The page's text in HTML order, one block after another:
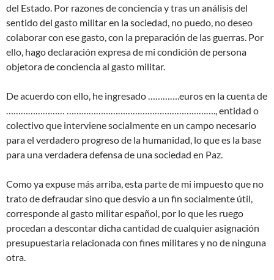
del Estado. Por razones de conciencia y tras un análisis del
sentido del gasto militar en la sociedad, no puedo, no deseo
colaborar con ese gasto, con la preparación de las guerras. Por
ello, hago declaración expresa de mi condición de persona
objetora de conciencia al gasto militar.
De acuerdo con ello, he ingresado ………….euros en la cuenta de
…………………… ……………………………………………………., entidad o
colectivo que interviene socialmente en un campo necesario
para el verdadero progreso de la humanidad, lo que es la base
para una verdadera defensa de una sociedad en Paz.
Como ya expuse más arriba, esta parte de mi impuesto que no
trato de defraudar sino que desvío a un fin socialmente útil,
corresponde al gasto militar español, por lo que les ruego
procedan a descontar dicha cantidad de cualquier asignación
presupuestaria relacionada con fines militares y no de ninguna
otra.